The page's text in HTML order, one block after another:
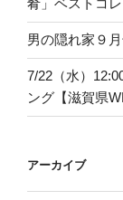
肴」ベストコ
男の隠れ家９
7/22（水）
ング【滋賀県
アーカイブ